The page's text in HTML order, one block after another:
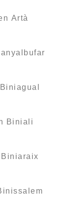
Artà
Biniali